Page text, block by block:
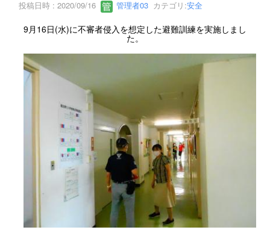
投稿日時 : 2020/09/16 管理者03 カテゴリ:安全
9月16日(水)に不審者侵入を想定した避難訓練を実施しまし
た。